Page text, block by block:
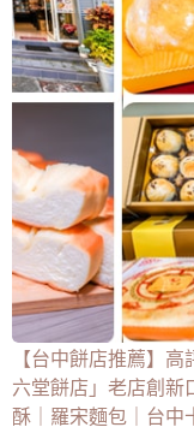
【台中餅店推薦】
六堂餅店」老店創新
酥｜羅宋麵包｜台中